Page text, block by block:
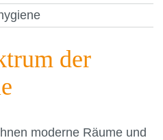
der
moderne Räume und